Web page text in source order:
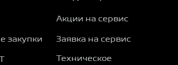
закупки
Акции на сервис
Заявка на сервис
Техническое